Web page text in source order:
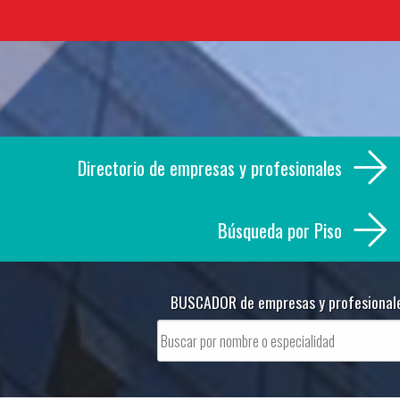
Directorio de empresas y profesionales
Búsqueda por Piso
BUSCADOR de empresas y